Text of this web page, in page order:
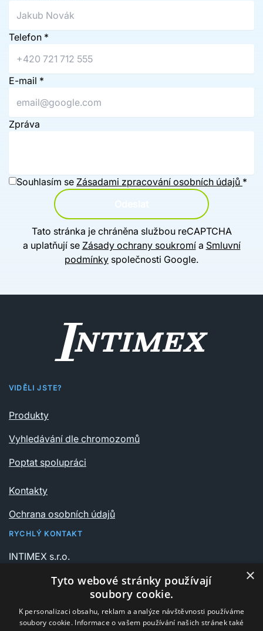
Telefon *
E-mail *
Zpráva
Souhlasím se Zásadami zpracování osobních údajů *
Tato stránka je chráněna službou reCAPTCHA
a uplatňují se Zásady ochrany soukromía Smluvní
podmínky společnosti Google.
VIDĚLI JSTE?
Produkty
Vyhledávání dle chromozomů
Poptat spolupráci
Kontakty
Ochrana osobních údajů
RYCHLÝ KONTAKT
INTIMEX s.r.o.
735 06 Karviná – Nové Město
+420 596 311 612
intimex@post.cz
×
Tyto webové stránky používají
soubory cookie.
K personalizaci obsahu, reklam a analýze návštěvnosti používáme
soubory cookie. Informace o vašem používání našich stránek také